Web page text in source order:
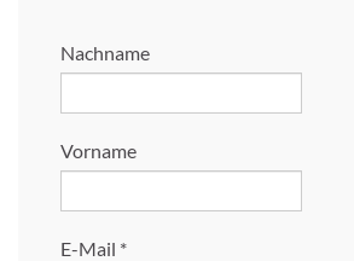
Nachname
Vorname
E-Mail *